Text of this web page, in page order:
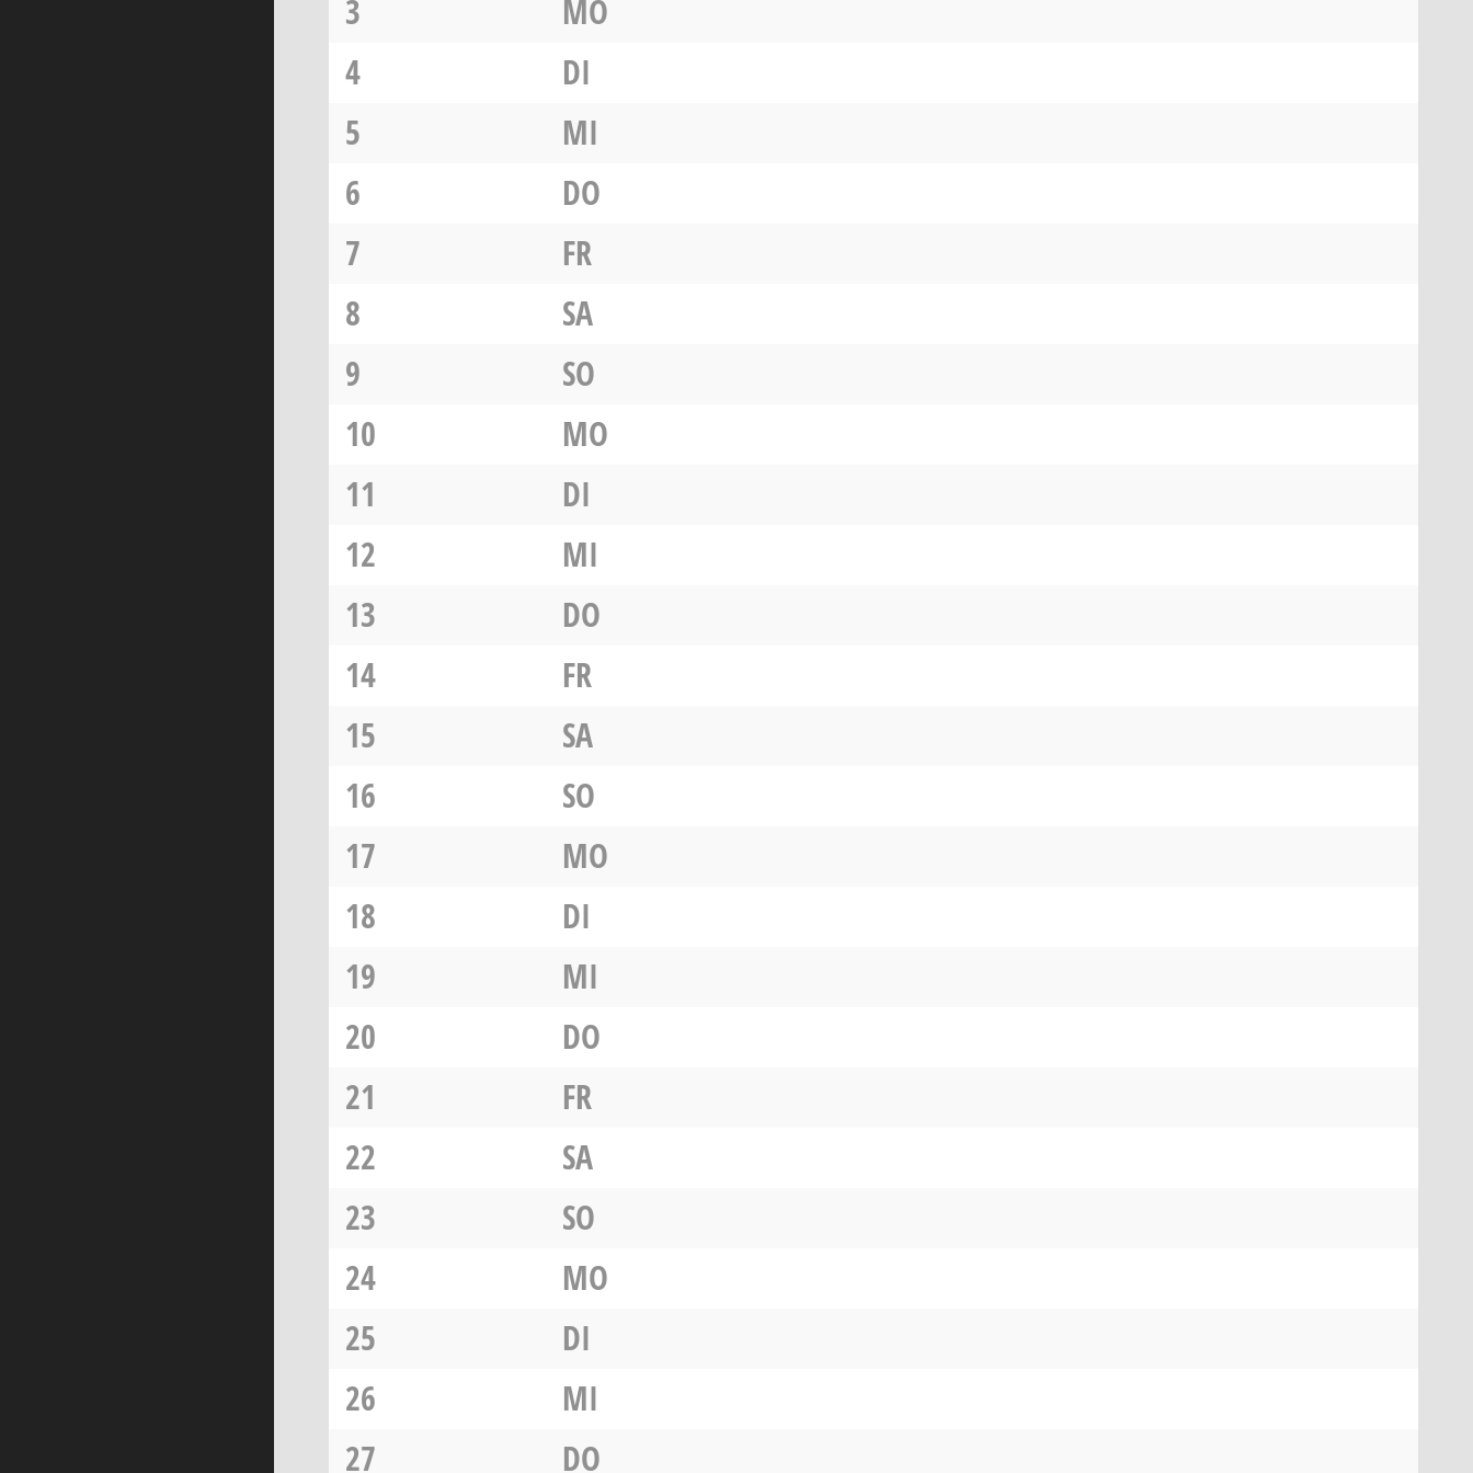
3
MO
4
DI
5
MI
6
DO
7
FR
8
SA
9
SO
10
MO
11
DI
12
MI
13
DO
14
FR
15
SA
16
SO
17
MO
18
DI
19
MI
20
DO
21
FR
22
SA
23
SO
24
MO
25
DI
26
MI
27
DO